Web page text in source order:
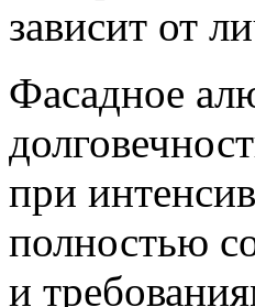
зависит от
Фасадное
при
полностью
и